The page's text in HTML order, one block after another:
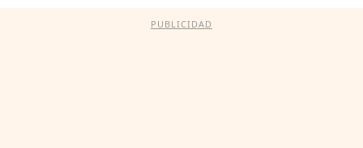
PUBLICIDAD